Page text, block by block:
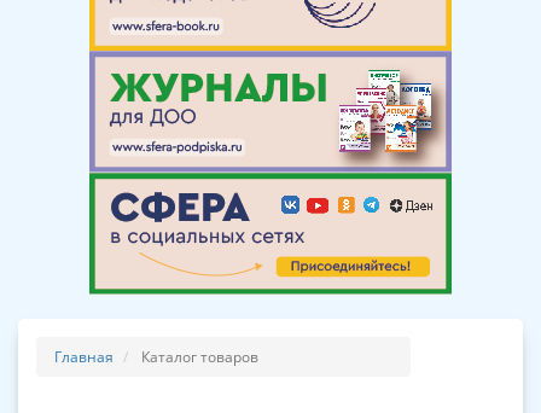
Главная Каталог товаров